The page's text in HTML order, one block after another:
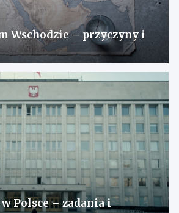
Wschodzie – przyczyny i
w Polsce – zadania i